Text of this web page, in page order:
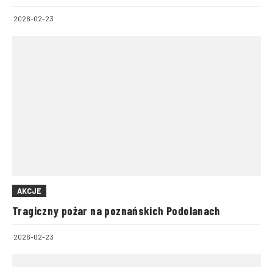
2026-02-23
AKCJE
Tragiczny pożar na poznańskich Podolanach
2026-02-23